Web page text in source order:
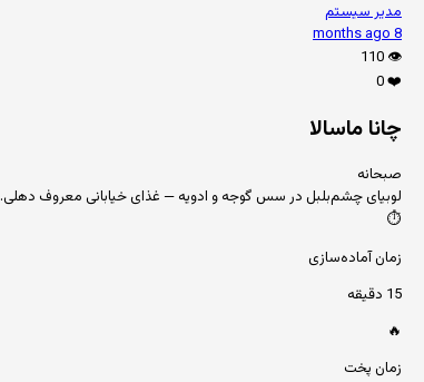
مدیر سیستم
8 months ago
👁️
110
❤️
0
چانا ماسالا
صبحانه
لوبیای چشم‌بلبل در سس گوجه و ادویه — غذای خیابانی معروف دهلی.
⏱️
زمان آماده‌سازی
15 دقیقه
🔥
زمان پخت